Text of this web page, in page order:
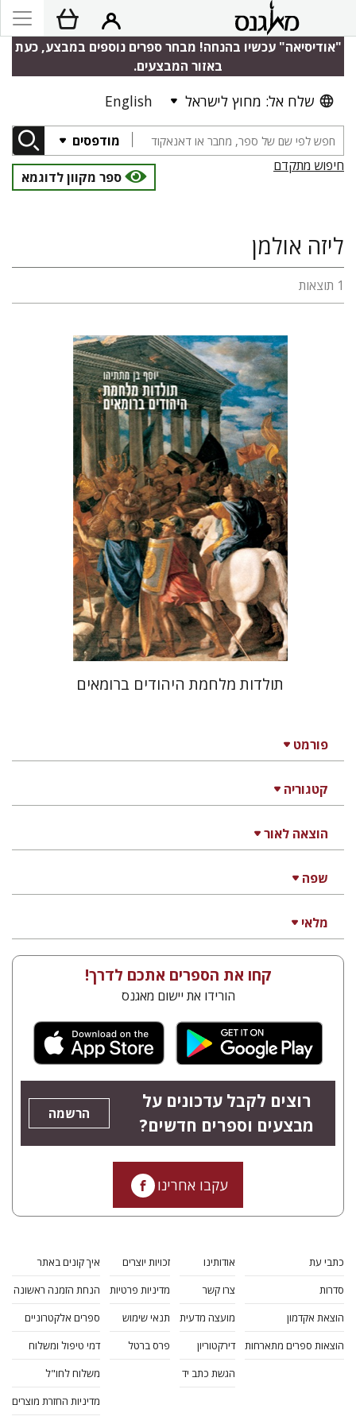
"אודיסיאה" עכשיו בהנחה! מבחר ספרים נוספים במבצע, כעת
באזור המבצעים.
שלח אל: מחוץ לישראל English
מודפסים
חיפוש מתקדם
ספר מקוון לדוגמא
פורמט
קטגוריה
הוצאה לאור
שפה
מלאי
ליזה אולמן
1 תוצאות
יוסף בן מתתיהו (טיטוס) פלוויוס יוספוס
ישראל שצמן
ליזה אולמן
הנחת אתר ספר מודפס
$57
$51
תולדות מלחמת היהודים ברומאים
קחו את הספרים אתכם לדרך!
הורידו את יישום מאגנס
רוצים לקבל עדכונים על
מבצעים וספרים חדשים?
הרשמה
עקבו אחרינו
כתבי עת
סדרות
הוצאת אקדמון
הוצאות ספרים מתארחות
אודותינו
צרו קשר
מועצה מדעית
דירקטוריון
הגשת כתב יד
זכויות יוצרים
מדיניות פרטיות
תנאי שימוש
פרס ברטל
איך קונים באתר
הנחת הזמנה ראשונה
ספרים אלקטרוניים
דמי טיפול ומשלוח
משלוח לחו"ל
מדיניות החזרת מוצרים